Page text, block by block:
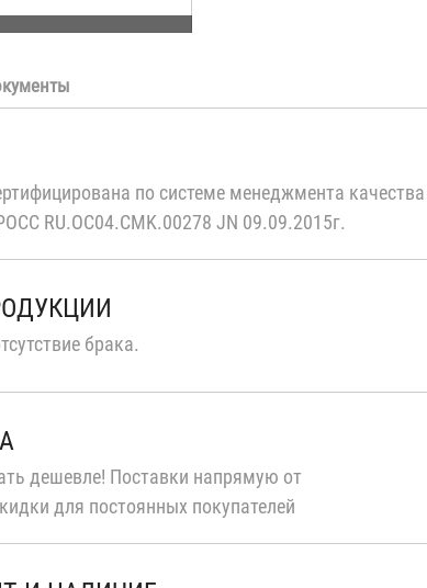
по системе менеджмента качества
RU.OC04.CMK.00278 JN 09.09.2015г.
брака.
дешевле! Поставки напрямую от
для постоянных покупателей